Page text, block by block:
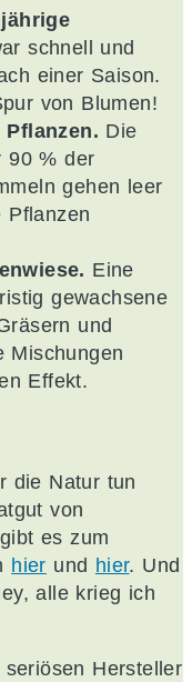
schnell und
einer Saison.
von Blumen!
Die
90 % der
gehen leer
Pflanzen
Eine
gewachsene
und
Mischungen
Effekt.
die Natur tun
von
es zum
hier und hier. Und
alle krieg ich
Hersteller